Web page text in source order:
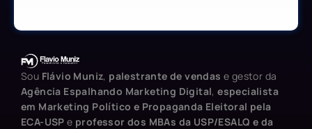
Sou Flávio Muniz, palestrante de vendas e gestor da
Agência Espalhando Marketing Digital,especialista
em Marketing Político e Propaganda Eleitoral pela
ECA-USP e professor dos MBAs da USP/ESALQ e da